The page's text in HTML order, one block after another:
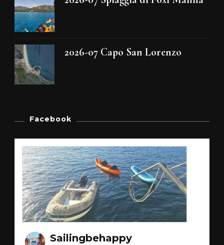
2026-07 Capo San Lorenzo
Facebook
Sailingbehappy